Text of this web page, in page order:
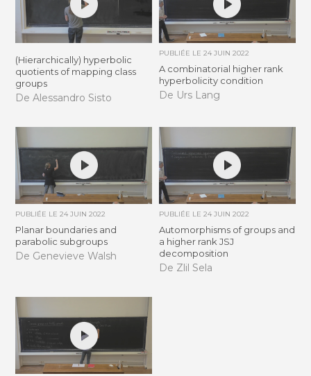
(Hierarchically) hyperbolic
quotients of mapping class
groups
De Alessandro Sisto
PUBLIÉE LE 24 JUIN 2022
A combinatorial higher rank
hyperbolicity condition
De Urs Lang
PUBLIÉE LE24 JUIN 2022
Planar boundaries and
parabolic subgroups
De Genevieve Walsh
PUBLIÉE LE 24 JUIN 2022
Automorphisms of groups and
a higher rank JSJ
decomposition
De Zlil Sela